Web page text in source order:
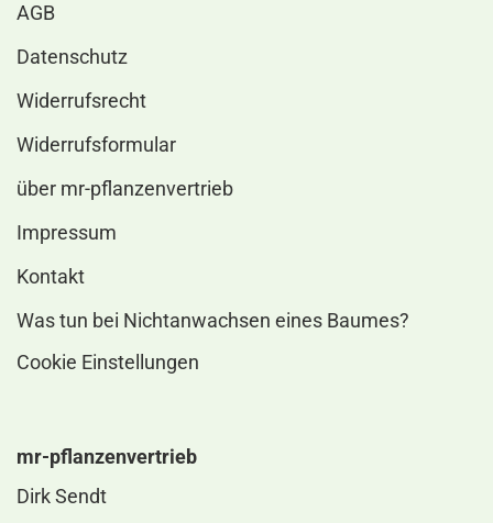
AGB
Datenschutz
Widerrufsrecht
Widerrufsformular
über mr-pflanzenvertrieb
Impressum
Kontakt
Was tun bei Nichtanwachsen eines Baumes?
Cookie Einstellungen
mr-pflanzenvertrieb
Dirk Sendt